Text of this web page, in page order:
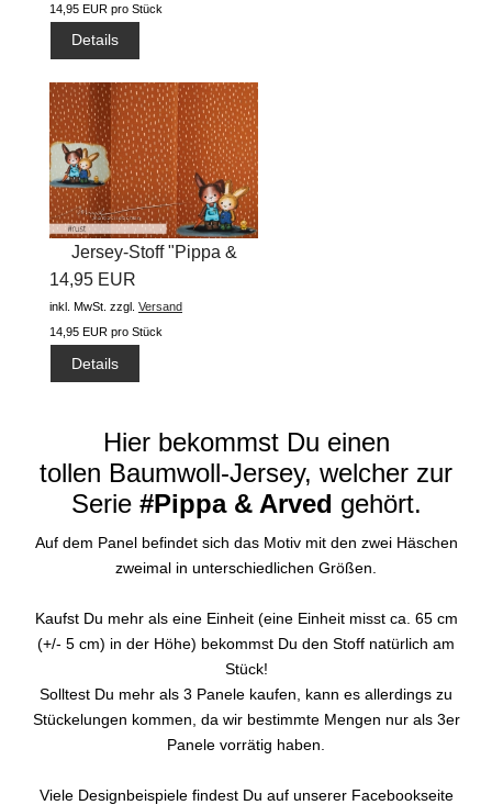
14,95 EUR pro Stück
Details
Jersey-Stoff "Pippa &
Arved...
14,95 EUR
inkl. MwSt. zzgl. Versand
14,95 EUR pro Stück
Details
Hier bekommst Du einen
tollen Baumwoll-Jersey, welcher zur
Serie #Pippa & Arved gehört.
Auf dem Panel befindet sich das Motiv mit den zwei Häschen
zweimal in unterschiedlichen Größen.
Kaufst Du mehr als eine Einheit (eine Einheit misst ca. 65 cm
(+/- 5 cm) in der Höhe) bekommst Du den Stoff natürlich am
Stück!
Solltest Du mehr als 3 Panele kaufen, kann es allerdings zu
Stückelungen kommen, da wir bestimmte Mengen nur als 3er
Panele vorrätig haben.
Viele Designbeispiele findest Du auf unserer Facebookseite